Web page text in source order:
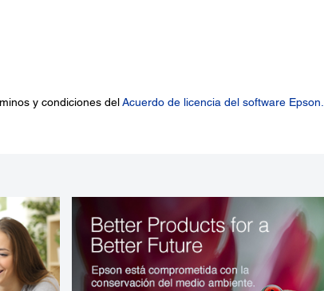
y condiciones delAcuerdo de licencia del software Epson.